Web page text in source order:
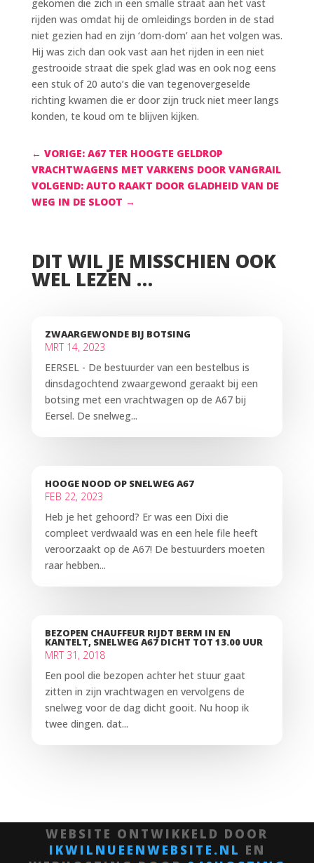
gekomen die zich in een smalle straat aan het vast
rijden was omdat hij de omleidings borden in de stad
niet gezien had en zijn ‘dom-dom’ aan het volgen was.
Hij was zich dan ook vast aan het rijden in een niet
gestrooide straat die spek glad was en ook nog eens
een stuk of 20 auto’s die van tegenovergeselde
richting kwamen die er door zijn truck niet meer langs
konden, te koud om te blijven kijken.
← VORIGE: A67 TER HOOGTE GELDROP
VRACHTWAGENS MET VARKENS DOOR VANGRAIL
VOLGEND: AUTO RAAKT DOOR GLADHEID VAN DE
WEG IN DE SLOOT →
DIT WIL JE MISSCHIEN OOK
WEL LEZEN …
ZWAARGEWONDE BIJ BOTSING
MRT 14, 2023
EERSEL - De bestuurder van een bestelbus is
dinsdagochtend zwaargewond geraakt bij een
botsing met een vrachtwagen op de A67 bij
Eersel. De snelweg...
HOOGE NOOD OP SNELWEG A67
FEB 22, 2023
Heb je het gehoord? Er was een Dixi die
compleet verdwaald was en een hele file heeft
veroorzaakt op de A67! De bestuurders moeten
raar hebben...
BEZOPEN CHAUFFEUR RIJDT BERM IN EN
KANTELT, SNELWEG A67 DICHT TOT 13.00 UUR
MRT 31, 2018
Een pool die bezopen achter het stuur gaat
zitten in zijn vrachtwagen en vervolgens de
snelweg voor de dag dicht gooit. Nu hoop ik
twee dingen. dat...
WEBSITE ONTWIKKELD DOOR
IKWILNUEENWEBSITE.NL EN